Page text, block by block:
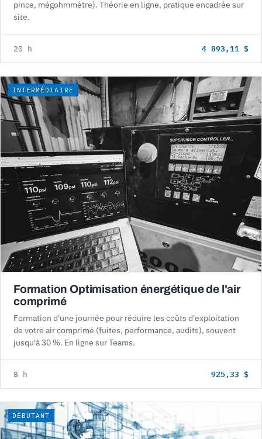
pince, mégohmmètre). Théorie en ligne, pratique encadrée sur
site.
20 h 4 893,11 $
INTERMÉDIAIRE
Formation Optimisation énergétique de l'air
comprimé
Formation d'une journée pour réduire les coûts d'exploitation
de votre air comprimé (fuites, performance, audits), souvent
jusqu'à 30 %. En ligne sur Teams.
8 h 925,33 $
DÉBUTANT